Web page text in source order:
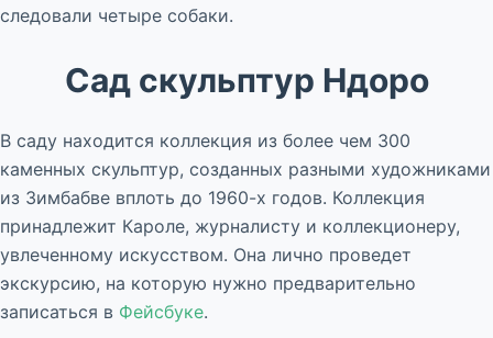
следовали четыре собаки.
Сад скульптур Ндоро
В саду находится коллекция из более чем 300
каменных скульптур, созданных разными художниками
из Зимбабве вплоть до 1960-х годов. Коллекция
принадлежит Кароле, журналисту и коллекционеру,
увлеченному искусством. Она лично проведет
экскурсию, на которую нужно предварительно
записаться в Фейсбуке.